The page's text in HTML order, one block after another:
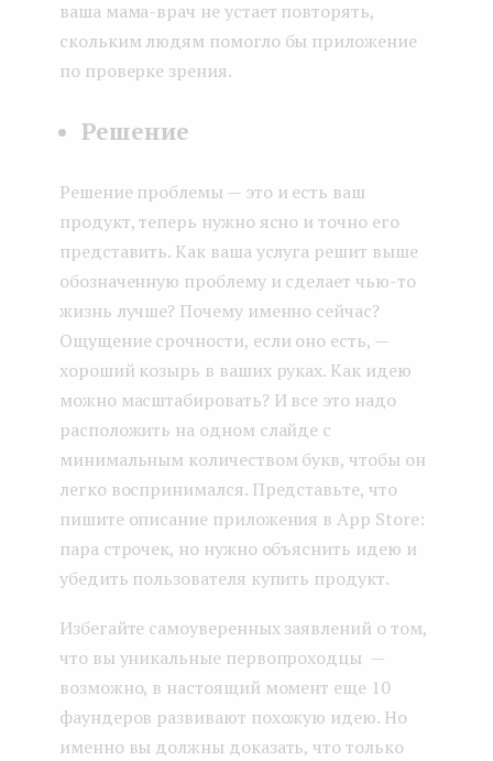
ваша мама-врач не устает повторять,
скольким людям помогло бы приложение
по проверке зрения.
Решение
Решение проблемы — это и есть ваш
продукт, теперь нужно ясно и точно его
представить. Как ваша услуга решит выше
обозначенную проблему и сделает чью-то
жизнь лучше? Почему именно сейчас?
Ощущение срочности, если оно есть, —
хороший козырь в ваших руках. Как идею
можно масштабировать? И все это надо
расположить на одном слайде с
минимальным количеством букв, чтобы он
легко воспринимался. Представьте, что
пишите описание приложения в App Store:
пара строчек, но нужно объяснить идею и
убедить пользователя купить продукт.
Избегайте самоуверенных заявлений о том,
что вы уникальные первопроходцы —
возможно, в настоящий момент еще 10
фаундеров развивают похожую идею. Но
именно вы должны доказать, что только